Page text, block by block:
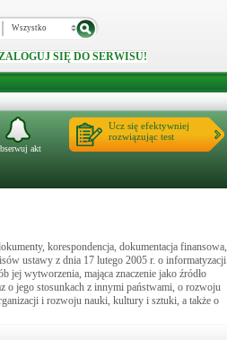
Wszystko
SIĘ DO SERWISU!
Ucz się efektywniej
rozwiązując test
akt
korespondencja, dokumentacja finansowa,
ustawy z dnia 17 lutego 2005 r. o informatyzacji
jej wytworzenia, mająca znaczenie jako źródło
o jego stosunkach z innymi państwami, o rozwoju
i rozwoju nauki, kultury i sztuki, a także o